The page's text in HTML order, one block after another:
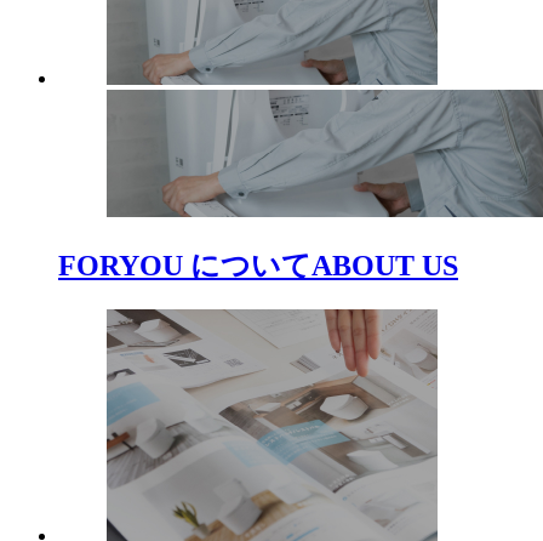
FORYOU についてABOUT US